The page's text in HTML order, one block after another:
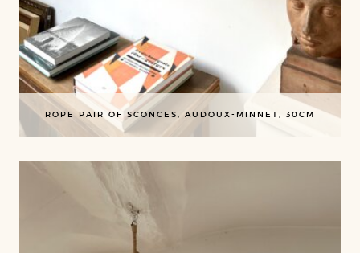
ROPE PAIR OF SCONCES, AUDOUX-MINNET, 30CM